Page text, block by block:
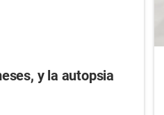
y la autopsia